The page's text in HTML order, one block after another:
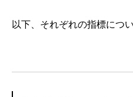
以下、それぞれの指標につ